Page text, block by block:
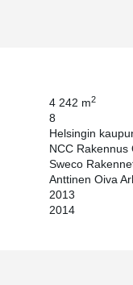
4 242 m2
8
Helsingin
NCC Rakennus
Sweco
Anttinen Oiva
2013
2014